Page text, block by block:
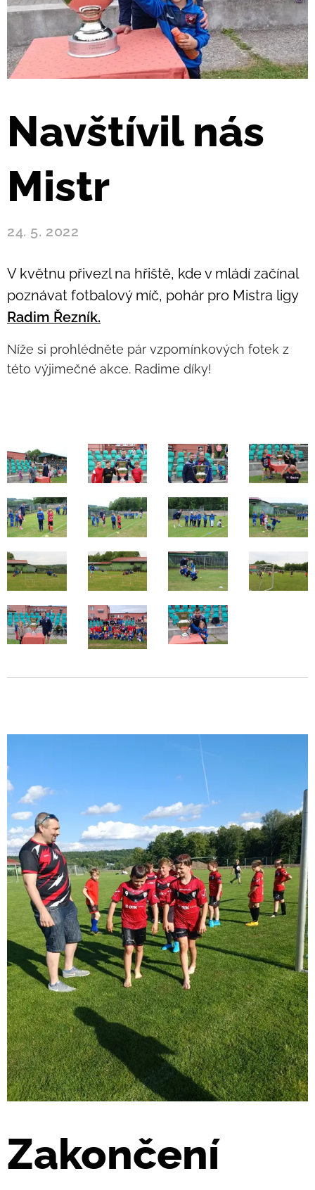
Navštívil nás
Mistr
24. 5. 2022
V květnu přivezl na hřiště, kde v mládí začínal
poznávat fotbalový míč, pohár pro Mistra ligy
Radim Řezník.
Níže si prohlédněte pár vzpomínkových fotek z
této výjimečné akce. Radime díky!
Zakončení